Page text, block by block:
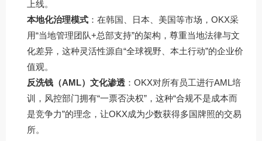
上线。
本地化治理模式 ：在韩国、日本、美国等市场，OKX采
用“当地管理团队+总部支持”的架构，尊重当地法律与文
化差异，这种灵活性源自“全球视野、本土行动”的企业价
值观。
反洗钱（AML）文化渗透 ：OKX对所有员工进行AML培
训，风控部门拥有“一票否决权”，这种“合规不是成本而
是竞争力”的理念，让OKX成为少数获得多国牌照的交易
所。